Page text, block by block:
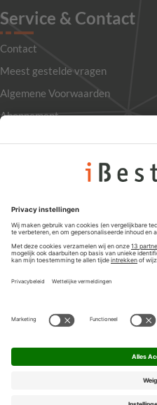
Service & Contact
Contact
Meest gestelde vragen
Algemene Voorwaarden
Abonnement
Privacyinstellingen